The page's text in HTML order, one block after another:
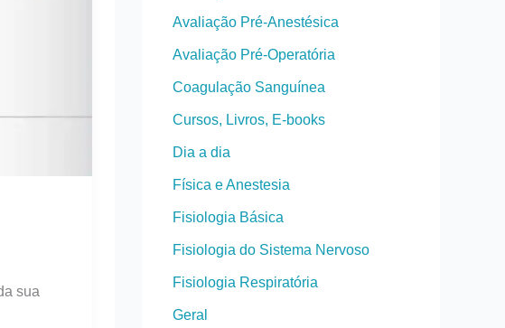
sua
Avaliação Pré-Anestésica
Avaliação Pré-Operatória
Coagulação Sanguínea
Cursos, Livros, E-books
Dia a dia
Física e Anestesia
Fisiologia Básica
Fisiologia do Sistema Nervoso
Fisiologia Respiratória
Geral